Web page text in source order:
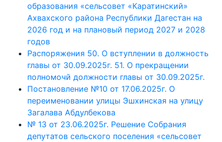
образования «сельсовет «Каратинский»
Ахвахского района Республики Дагестан на
2026 год и на плановый период 2027 и 2028
годов
Распоряжения 50. О вступлении в должность
главы от 30.09.2025г. 51. О прекращении
полномочй должности главы от 30.09.2025г.
Постановление №10 от 17.06.2025г. О
переименовании улицы Эшхинская на улицу
Загалава Абдулбекова
№ 13 от 23.06.2025г. Решение Собрания
депутатов сельского поселения «сельсовет